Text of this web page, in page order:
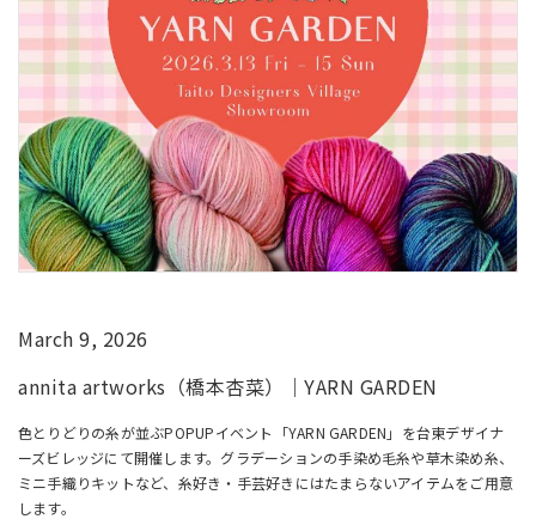
March 9, 2026
annita artworks（橋本杏菜）｜YARN GARDEN
色とりどりの糸が並ぶPOPUPイベント「YARN GARDEN」を台東デザイナ
ーズビレッジにて開催します。グラデーションの手染め毛糸や草木染め糸、
ミニ手織りキットなど、糸好き・手芸好きにはたまらないアイテムをご用意
します。